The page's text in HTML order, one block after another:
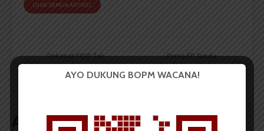
LIHAT SEMUA ARTIKEL
Dekanat FISIP Tak
Izinkan Inaugurasi,
Panitia Kecewa
Pema FP Tunda
Pembukaan Posko
Pengaduan UKT
Artikel terkait lain
AYO DUKUNG BOPM WACANA!